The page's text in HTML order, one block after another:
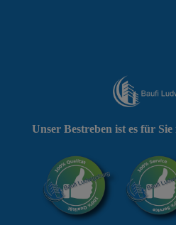
Unser Bestreben ist es für